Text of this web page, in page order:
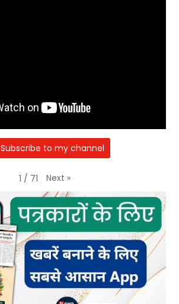
Subscribe to my channel
1 / 71 Next »